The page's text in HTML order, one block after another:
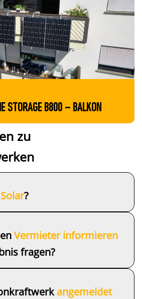
STORAGE B800 – BALKON
zu
?
Vermieter informieren
fragen?
angemeldet